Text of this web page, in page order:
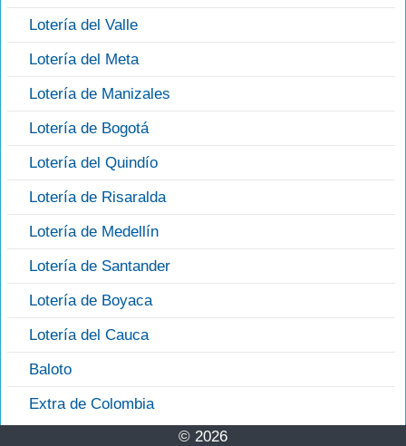
Lotería del Valle
Lotería del Meta
Lotería de Manizales
Lotería de Bogotá
Lotería del Quindío
Lotería de Risaralda
Lotería de Medellín
Lotería de Santander
Lotería de Boyaca
Lotería del Cauca
Baloto
Extra de Colombia
© 2026